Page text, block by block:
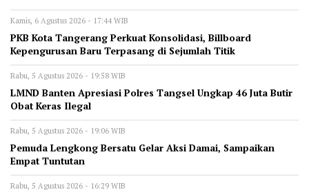
Kamis, 6 Agustus 2026 - 17:44 WIB
‎PKB Kota Tangerang Perkuat Konsolidasi, Billboard
Kepengurusan Baru Terpasang di Sejumlah Titik ‎
Rabu, 5 Agustus 2026 - 19:58 WIB
LMND Banten Apresiasi Polres Tangsel Ungkap 46 Juta Butir
Obat Keras Ilegal
Rabu, 5 Agustus 2026 - 19:06 WIB
Pemuda Lengkong Bersatu Gelar Aksi Damai, Sampaikan
Empat Tuntutan
Rabu, 5 Agustus 2026 - 16:29 WIB